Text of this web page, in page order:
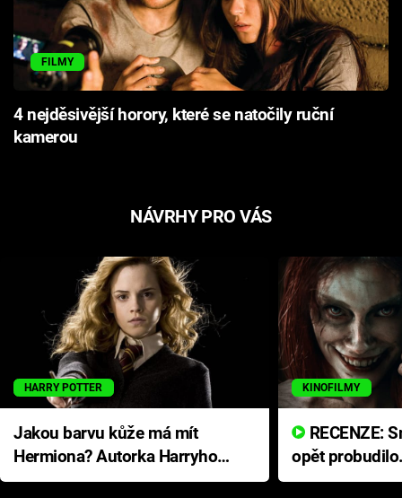
FILMY
4 nejděsivější horory, které se natočily ruční
kamerou
NÁVRHY PRO VÁS
HARRY POTTER
Jakou barvu kůže má mít
Hermiona? Autorka Harryho
Pottera přišla s ráznou
KINOFILMY
opět
přichází s